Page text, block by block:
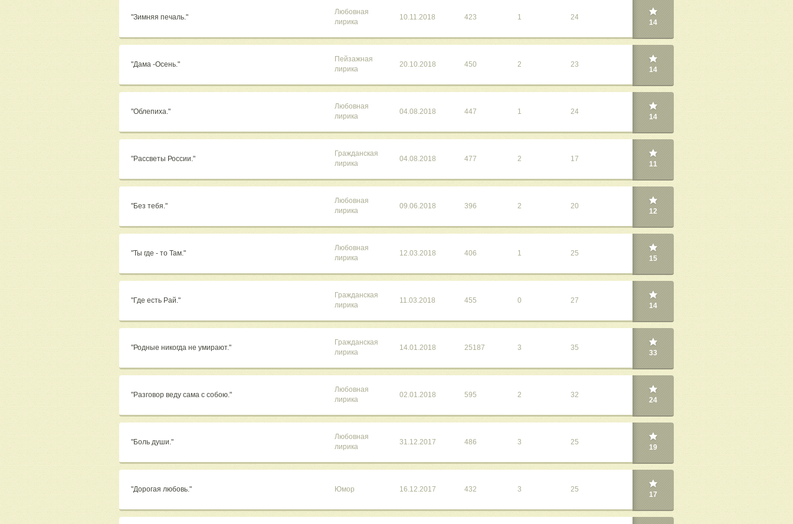
"Зимняя печаль."
Любовная
лирика
10.11.2018 423 1 24
14
"Дама -Осень."
Пейзажная
лирика
20.10.2018 450 2 23
14
"Облепиха."
Любовная
лирика
04.08.2018 447 1 24
14
"Рассветы России."
Гражданская
лирика
04.08.2018 477 2 17
11
"Без тебя."
Любовная
лирика
09.06.2018 396 2 20
12
"Ты где - то Там."
Любовная
лирика
12.03.2018 406 1 25
15
"Где есть Рай."
Гражданская
лирика
11.03.2018 455 0 27
14
"Родные никогда не умирают."
Гражданская
лирика
14.01.2018 25187 3 35
33
"Разговор веду сама с собою."
Любовная
лирика
02.01.2018 595 2 32
24
"Боль души."
Любовная
лирика
31.12.2017 486 3 25
19
"Дорогая любовь." Юмор 16.12.2017 432 3 25
17